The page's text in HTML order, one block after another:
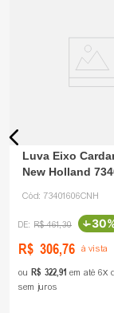
Luva Eixo
New Holland
Cód: 73401606CNH
R$ 461,30 -
R$ 306,76 à vista
ou R$ 32291 em até 6
sem juros